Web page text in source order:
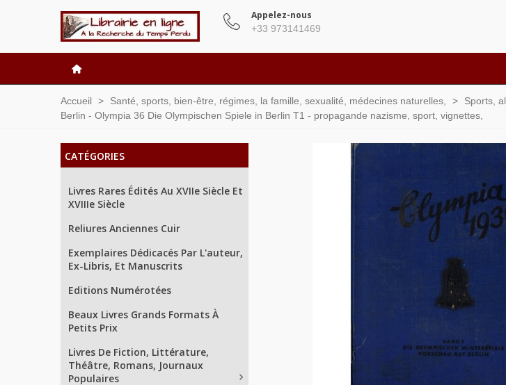
Appelez-nous
+33 973141469
Accueil > Santé, sports, bien-être, régimes, la famille, sexualité, médecines naturelles, > Sports,
Berlin - Olympia 36 Die Olympischen Spiele in Berlin T1 - propagande nazisme, sport, vignettes,
CATÉGORIES
Livres Rares Édités Au XVIIe Siècle Et
XVIIIe Siècle
Reliures Anciennes Cuir
Exemplaires Dédicacés Par L'auteur,
Ex-Libris, Et Manuscrits
Editions Numérotées
Beaux Livres Grands Formats À
Petits Prix
Livres De Fiction, Littérature,
Théâtre, Romans, Journaux
Populaires